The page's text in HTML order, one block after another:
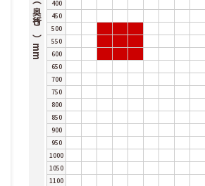
D（奥行き）mm
400
450
500
550
600
650
700
750
800
850
900
950
1000
1050
1100